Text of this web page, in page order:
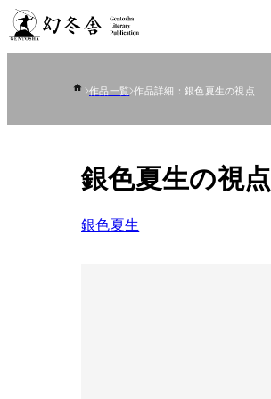
作品一覧 作品詳細：銀色夏生の視点
銀色夏生の視点
銀色夏生